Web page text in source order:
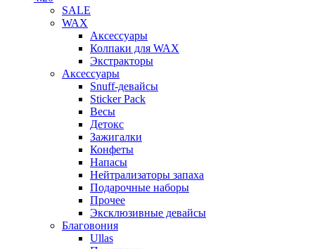
SALE
WAX
Аксессуары
Колпаки для WAX
Экстракторы
Аксессуары
Snuff-девайсы
Sticker Pack
Весы
Детокс
Зажигалки
Конфеты
Напасы
Нейтрализаторы запаха
Подарочные наборы
Прочее
Эксклюзивные девайсы
Благовония
Ullas